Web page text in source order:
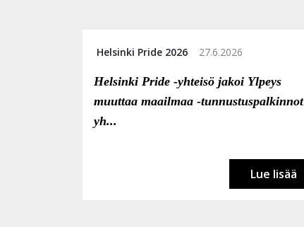
Helsinki Pride 2026 27.6.2026
Helsinki Pride -yhteisö jakoi Ylpeys
muuttaa maailmaa -tunnustuspalkinnot
yh...
Lue lisää